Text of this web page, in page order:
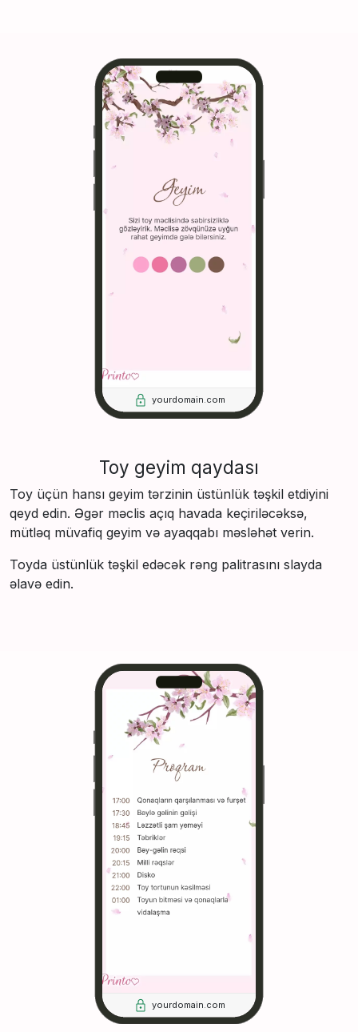
Toy geyim qaydası
Toy üçün hansı geyim tərzinin üstünlük təşkil etdiyini
qeyd edin. Əgər məclis açıq havada keçiriləcəksə,
mütləq müvafiq geyim və ayaqqabı məsləhət verin.
Toyda üstünlük təşkil edəcək rəng palitrasını slayda
əlavə edin.
yourdomain.com
yourdomain.com